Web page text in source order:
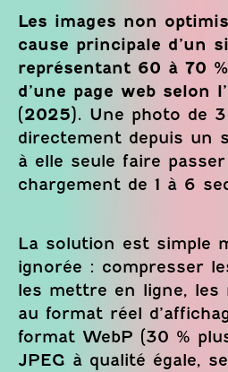
Les images non
cause principale d’un
représentant 60 à 70
d’une page web selon
(2025). Une photo de
directement depuis un
à elle seule faire
chargement de 1 à 6
La solution est simple
ignorée : compresser
les mettre en ligne, les
au format réel
format WebP (30 %
JPEG à qualité égale,